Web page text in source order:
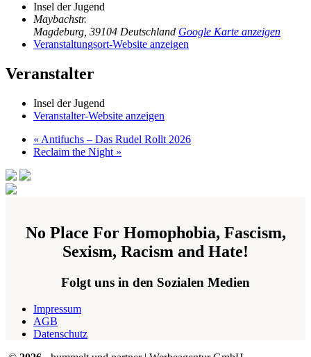
Insel der Jugend
Maybachstr.
Magdeburg 39104 Deutschland Google Karte anzeigen
Veranstaltungsort-Website anzeigen
Veranstalter
Insel der Jugend
Veranstalter-Website anzeigen
« Antifuchs – Das Rudel Rollt 2026
Reclaim the Night »
No Place For Homophobia, Fascism,
Sexism, Racism and Hate!
Folgt uns in den Sozialen Medien
Impressum
AGB
Datenschutz